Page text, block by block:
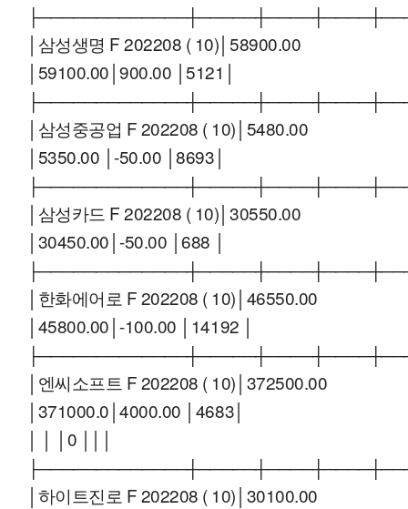
│삼성생명 F 202208 ( 10)│58900.00
│59100.00│900.00 │5121│
│삼성중공업 F 202208 ( 10)│5480.00
│5350.00 │-50.00 │8693│
│삼성카드 F 202208 ( 10)│30550.00
│30450.00│-50.00 │688 │
│한화에어로 F 202208 ( 10)│46550.00
│45800.00│-100.00 │14192 │
│엔씨소프트 F 202208 ( 10)│372500.00
│371000.0│4000.00 │4683│
│ │ │0 │││
│하이트진로 F 202208 ( 10)│30100.00